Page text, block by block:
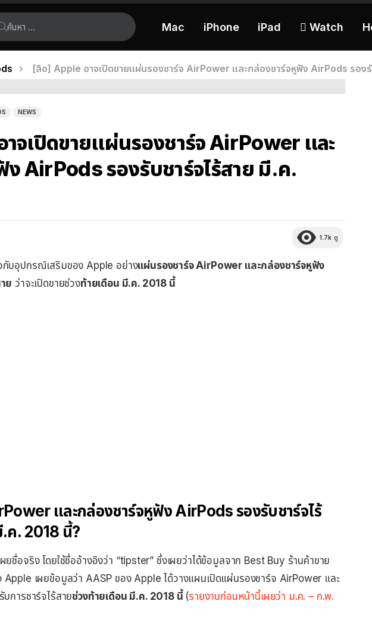
Mac iPhone iPad  Watch
[ลือ] Apple อาจเปิดขายแผ่นรองชาร์จ AirPower และกล่องชาร์จหูฟัง AirPods รอง
NEWS
จเปิดขายแผ่นรองชาร์จ AirPower และ
AirPods รองรับชาร์จไร้สาย มี.ค.
1.7k ดู
กับอุปกรณ์เสริมของ Apple อย่างแผ่นรองชาร์จ AirPower และกล่องชาร์จหูฟัง
ย ว่าจะเปิดขายช่วงท้ายเดือน มี.ค. 2018 นี้
และกล่องชาร์จหูฟัง AirPods รองรับชาร์จไร้
.ค. 2018 นี้?
ยชื่อจริง โดยใช้ชื่ออ้างอิงว่า “tipster” ซึ่งเผยว่าได้ข้อมูลจาก Best Buy ร้านค้าขาย
เผยข้อมูลว่า AASP ของ Apple ได้วางแผนเปิดแผ่นรองชาร์จ AirPower และ
การชาร์จไร้สายช่วงท้ายเดือน มี.ค. 2018 นี้ (รายงานก่อนหน้านี้เผยว่า ม.ค. – ก.พ.